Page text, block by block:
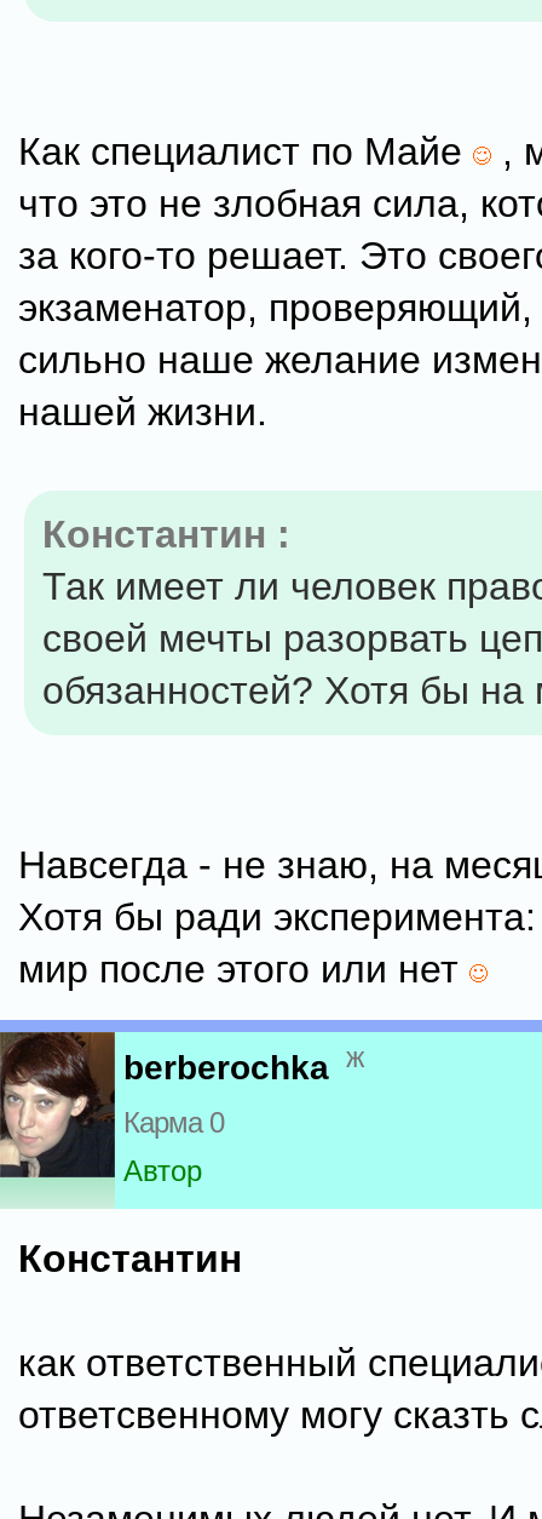
Как специалист по Майе
,
что это не злобная сила,
за кого-то решает. Это
экзаменатор, проверяющий,
сильно наше желание
нашей жизни.
Константин :
Так имеет ли человек
своей мечты разорвать
обязанностей? Хотя бы на
Навсегда - не знаю, на
Хотя бы ради
мир после этого или нет
berberochka ж
Карма 0
Автор
Константин
как ответственный
ответсвенному могу сказть